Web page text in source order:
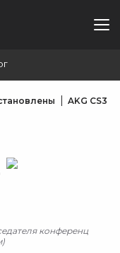
AKG CS3
конференц